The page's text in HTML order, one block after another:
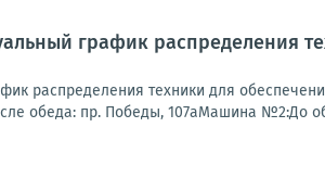
график распределения
распределения техники для
обеда: пр. Победы, 107аМашина №2:До